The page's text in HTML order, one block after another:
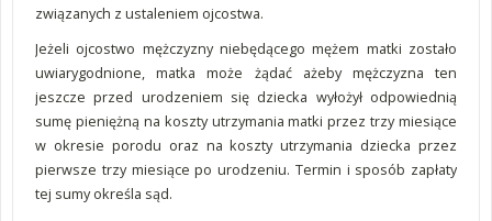
związanych z ustaleniem ojcostwa.
Jeżeli ojcostwo mężczyzny niebędącego mężem matki zostało
uwiarygodnione, matka może żądać ażeby mężczyzna ten
jeszcze przed urodzeniem się dziecka wyłożył odpowiednią
sumę pieniężną na koszty utrzymania matki przez trzy miesiące
w okresie porodu oraz na koszty utrzymania dziecka przez
pierwsze trzy miesiące po urodzeniu. Termin i sposób zapłaty
tej sumy określa sąd.